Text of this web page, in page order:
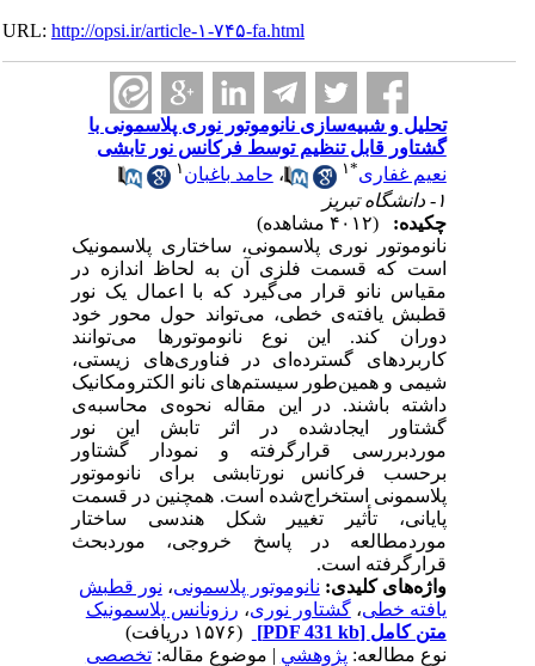
URL:http://opsi.ir/article-۱-۷۴۵-fa.html
تحلیل و شبیه‌سازی نانوموتور نوری پلاسمونی با
گشتاور قابل تنظیم توسط فرکانس نور تابشی
نعیم غفاری* ۱ ،حامد باغبان ۱
چکیده:
نانوموتور نوری پلاسمونی، ساختاری پلاسمونیک
است که قسمت فلزی آن به لحاظ اندازه در
مقیاس نانو قرار می‌گیرد که با اعمال یک نور
قطبش یافته‌ی خطی، می‌تواند حول محور خود
دوران کند. این نوع نانوموتورها می‌توانند
کاربردهای گسترده‌ای در فناوری‌های زیستی،
شیمی و همین‌طور سیستم‌های نانو الکترومکانیک
داشته باشند. در این مقاله نحوه‌ی محاسبه‌ی
گشتاور ایجادشده در اثر تابش این نور
موردبررسی قرارگرفته و نمودار گشتاور
برحسب فرکانس نورتابشی برای نانوموتور
پلاسمونی استخراج‌شده است. همچنین در قسمت
پایانی، تأثیر تغییر شکل هندسی ساختار
موردمطالعه در پاسخ خروجی، موردبحث
قرارگرفته است.
واژه‌های کلیدی:نانوموتور پلاسمونی،نور قطبش
یافته خطی،گشتاور نوری،رزونانس پلاسمونیک
متن کامل[PDF 431 kb]
نوع مطالعه:پژوهشي| موضوع مقاله:تخصصی